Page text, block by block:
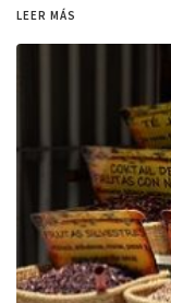
LEER MÁS